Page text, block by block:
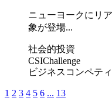
ニューヨークにリ
象が登場...
社会的投資
CSIChallenge
ビジネスコンペテ
1 2 3 4 5 6 ... 13